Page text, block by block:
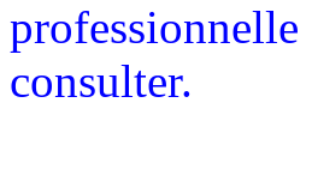
professionnelle
consulter.